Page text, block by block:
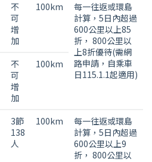
不
可
增
加
100km
每一往返或環島
計算，5日內超過
600公里以上85
折， 800公里以
上8折優待(需網
路申請，自乘車
日115.1.1起適用)
不
可
增
加
100km
3節
138
人
100km
每一往返或環島
計算，5日內超過
600公里以上9
折， 800公里以